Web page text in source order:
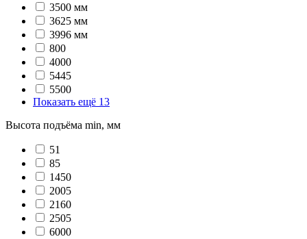
3500 мм
3625 мм
3996 мм
800
4000
5445
5500
Показать ещё 13
Высота подъёма min, мм
51
85
1450
2005
2160
2505
6000